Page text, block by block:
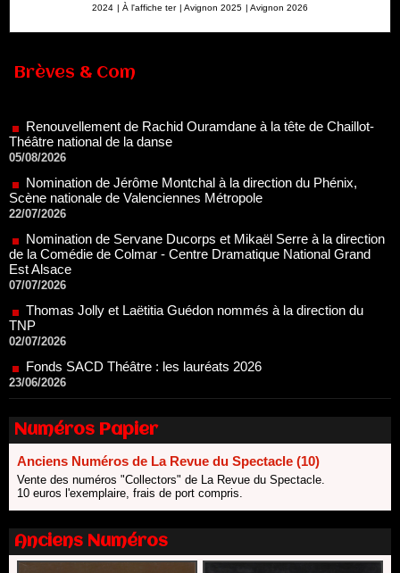
2024 | À l'affiche ter | Avignon 2025 | Avignon 2026
Brèves & Com
Renouvellement de Rachid Ouramdane à la tête de Chaillot-
Nomination de Jérôme Montchal à la direction du Phénix,
Scène nationale de Valenciennes Métropole
22/07/2026
Nomination de Servane Ducorps et Mikaël Serre à la direction
de la Comédie de Colmar - Centre Dramatique National Grand
Est Alsace
Thomas Jolly et Laëtitia Guédon nommés à la direction du
TNP
02/07/2026
Fonds SACD Théâtre : les lauréats 2026
23/06/2026
20/06/2026
Les 10 lauréats du Fonds Grandes Formes Théâtre 2026
13/06/2026
Nomination de Nathalie Garraud et Olivier Saccomano à la
Dispositif SACD Auteurs d'espaces : les lauréats 2026
18/03/2026
Numéros Papier
Anciens Numéros de La Revue du Spectacle (10)
Vente des numéros "Collectors" de La Revue du Spectacle.
10 euros l'exemplaire, frais de port compris.
Anciens Numéros